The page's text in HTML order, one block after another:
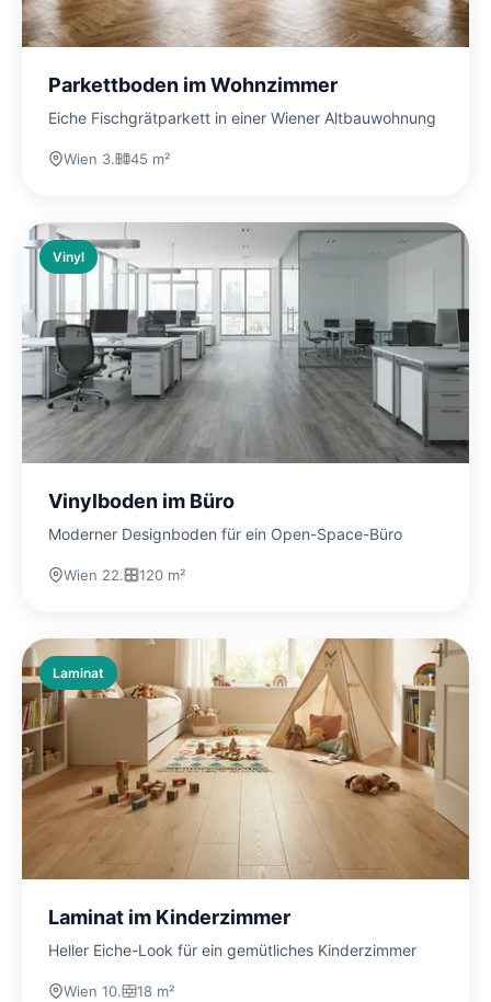
Parkettboden im Wohnzimmer
Eiche Fischgrätparkett in einer Wiener Altbauwohnung
Wien 3. 45 m²
Vinyl
Vinylboden im Büro
Moderner Designboden für ein Open-Space-Büro
Wien 22. 120 m²
Laminat
Laminat im Kinderzimmer
Heller Eiche-Look für ein gemütliches Kinderzimmer
Wien 10. 18 m²